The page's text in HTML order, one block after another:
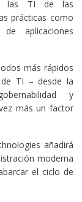
las TI de las
prácticas como
aplicaciones
más rápidos
TI – desde la
y
más un factor
añadirá
moderna
el ciclo de